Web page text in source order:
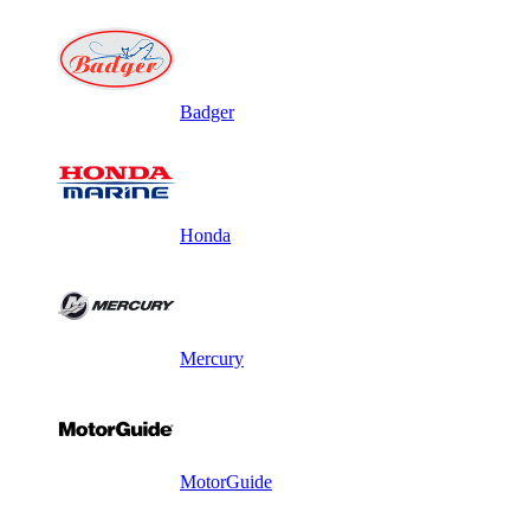
Badger
Honda
Mercury
MotorGuide